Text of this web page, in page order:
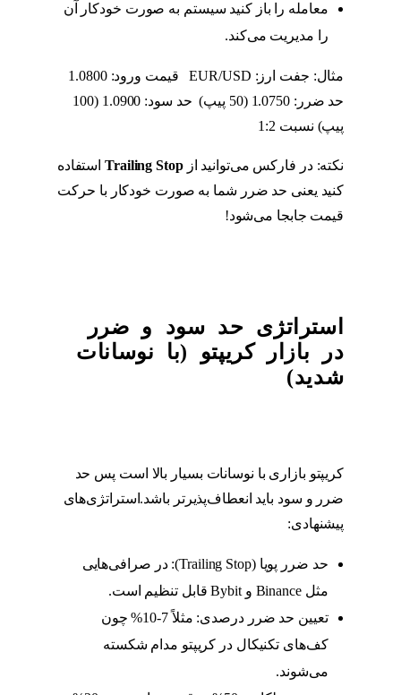
معامله را باز کنید سیستم به صورت خودکار آن
را مدیریت می‌کند.
حد ضرر: 1.0750 (50 پیپ) حد سود: 1.0900 (100
پیپ) نسبت 1:2
نکته: در فارکس می‌توانید ازTrailing Stopاستفاده
کنید یعنی حد ضرر شما به صورت خودکار با حرکت
قیمت جابجا می‌شود!
استراتژی حد سود و ضرر
در بازار کریپتو (با نوسانات
شدید)
کریپتو بازاری با نوسانات بسیار بالا است پس حد
ضرر و سود باید انعطاف‌پذیرتر باشد.استراتژی‌های
پیشنهادی:
حد ضرر پویا (Trailing Stop): در صرافی‌هایی
مثل Binance و Bybit قابل تنظیم است.
تعیین حد ضرر درصدی: مثلاً 7-10% چون
کف‌های تکنیکال در کریپتو مدام شکسته
می‌شوند.